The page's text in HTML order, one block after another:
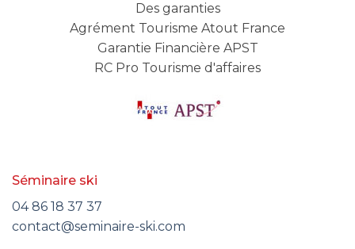
Des garanties
Agrément Tourisme Atout France
Garantie Financière APST
RC Pro Tourisme d'affaires
Séminaire ski
04 86 18 37 37
contact@seminaire-ski.com